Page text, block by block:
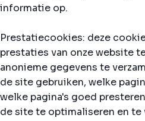
informatie op.
Prestatiecookies: deze
prestaties van onze website
anonieme gegevens te
de site gebruiken, welke
welke pagina's goed
de site te optimaliseren en te